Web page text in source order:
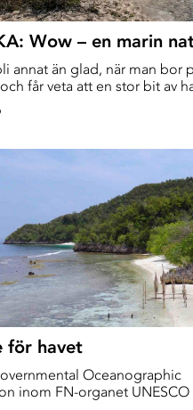
Wow – en marin
annat än glad, när man bor
får veta att en stor bit av
blev både förtjusta och
yttre skärgård skulle bli
första marina
Kosterhavet i Bohuslän,
för havet
Oceanographic
inom FN-organet